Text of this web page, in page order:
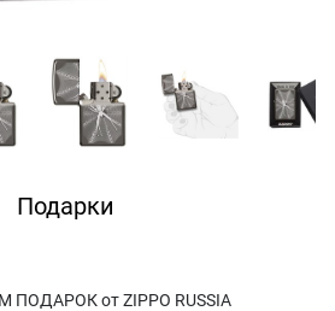
Подарки
ПОДАРОК от ZIPPO RUSSIA